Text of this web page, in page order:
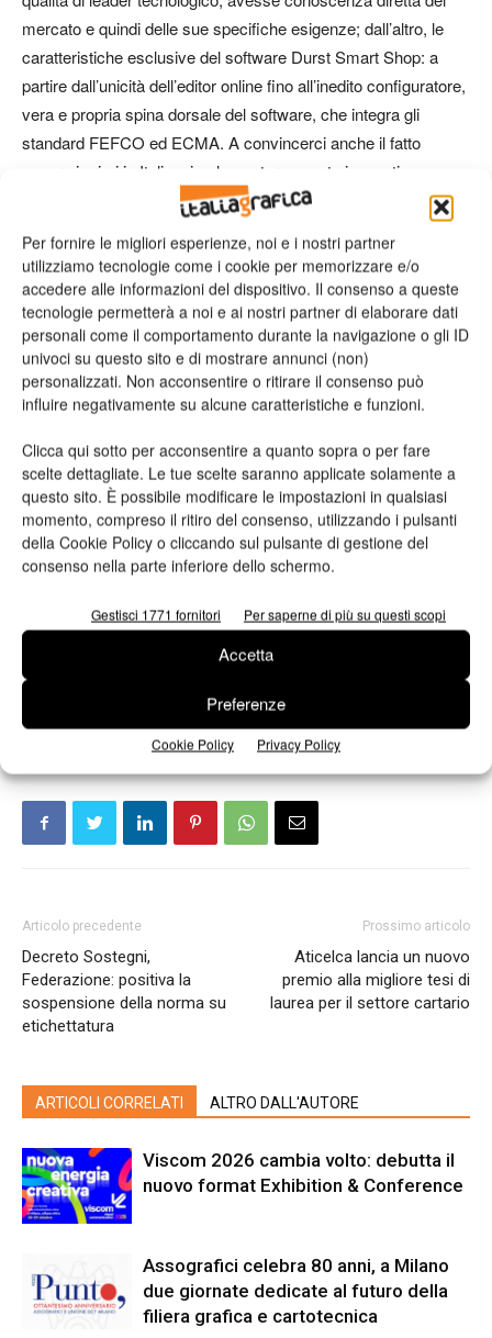
Per fornire le migliori esperienze, noi e i nostri partner
utilizziamo tecnologie come i cookie per memorizzare e/o
accedere alle informazioni del dispositivo. Il consenso a queste
tecnologie permetterà a noi e ai nostri partner di elaborare dati
personali come il comportamento durante la navigazione o gli ID
univoci su questo sito e di mostrare annunci (non)
personalizzati. Non acconsentire o ritirare il consenso può
influire negativamente su alcune caratteristiche e funzioni.
Clicca qui sotto per acconsentire a quanto sopra o per fare
scelte dettagliate. Le tue scelte saranno applicate solamente a
questo sito. È possibile modificare le impostazioni in qualsiasi
momento, compreso il ritiro del consenso, utilizzando i pulsanti
della Cookie Policy o cliccando sul pulsante di gestione del
consenso nella parte inferiore dello schermo.
Gestisci 1771 fornitori Per saperne di più su questi scopi
Accetta
Preferenze
Cookie Policy Privacy Policy
mercato e quindi delle sue specifiche esigenze; dall’altro, le
caratteristiche esclusive del software Durst Smart Shop: a
partire dall’unicità dell’editor online fino all’inedito configuratore,
vera e propria spina dorsale del software, che integra gli
standard FEFCO ed ECMA. A convincerci anche il fatto
essere i primi in Italia a implementare questo innovativo
strumentochiavi in mano”.
Unico software in commercio sviluppato appositamente per il
mondo della stampa digitale, Durst Smart Shop è una
soluzione all-in-one in grado digitalizzare e automatizzare
l’intero processo di personalizzazione e vendita online, dal
primo contatto con il cliente alla produzione vera e propria.
L’interfaccia è estremamente intuitiva e dispone di un
anche agli utenti meno esperti di realizzare autonomamente
progetti originali dal layout sofisticato. Il software,
perfettamente integrabile con qualsiasi gestionale aziendale,
genera automaticamente un PDF che include sia il file di
stampa sia quello di taglio, fornendo così dati già pronti alla
inoltre la completa elaborazione commerciale degli ordini,
inclusa la fatturazione, la gestione delle procedure di
pagamento e delle spedizioni.
Articolo precedente
Decreto Sostegni,
Federazione: positiva la
sospensione della norma su
etichettatura
Prossimo articolo
Aticelca lancia un nuovo
premio alla migliore tesi di
laurea per il settore cartario
ARTICOLI CORRELATI ALTRO DALL'AUTORE
Viscom 2026 cambia volto: debutta il
nuovo format Exhibition & Conference
Assografici celebra 80 anni, a Milano
due giornate dedicate al futuro della
filiera grafica e cartotecnica